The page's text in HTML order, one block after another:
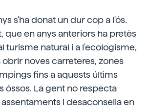
s'ha donat un dur cop a l'ós.
que en anys anteriors ha pretès
turisme natural i a l'ecologisme,
obrir noves carreteres, zones
fins a aquests últims
óssos. La gent no respecta
i desaconsella en